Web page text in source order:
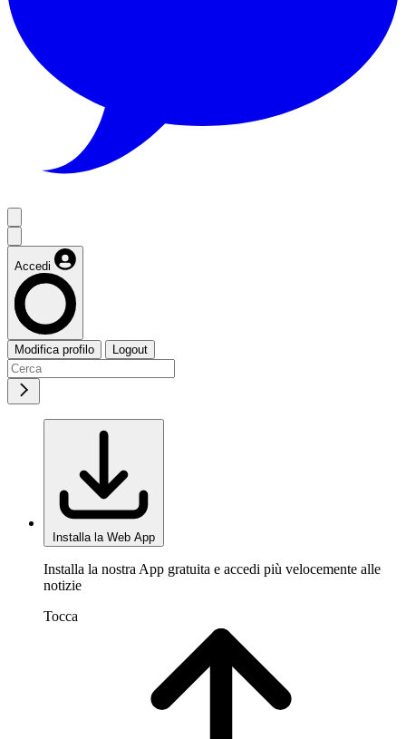
Accedi
Modifica profilo Logout
Installa la Web App
Installa la nostra App gratuita e accedi più velocemente alle
notizie
Tocca